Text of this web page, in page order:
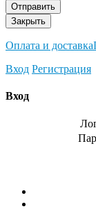
Отправить
Закрыть
Оплата и доставка
Вход Регистрация
Вход